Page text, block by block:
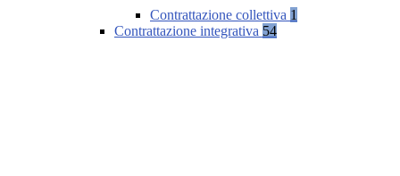
Contrattazione collettiva 1
Contrattazione integrativa 54